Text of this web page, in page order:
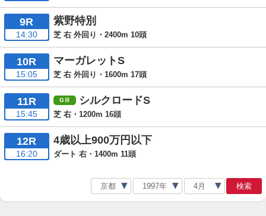
9R
14:30
紫野特別
芝 右 外回り・2400m 10頭
10R
15:05
マーガレットS
芝 右 外回り・1600m 17頭
11R
15:45
シルクロードS
芝 右・1200m 16頭
12R
16:20
4歳以上900万円以下
ダート 右・1400m 11頭
検索